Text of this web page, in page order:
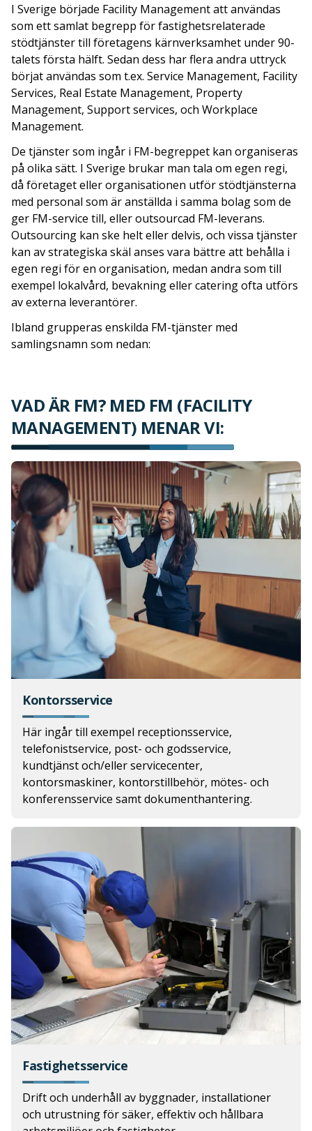
I Sverige började Facility Management att användas
som ett samlat begrepp för fastighetsrelaterade
stödtjänster till företagens kärnverksamhet under 90-
talets första hälft. Sedan dess har flera andra uttryck
börjat användas som t.ex. Service Management, Facility
Services, Real Estate Management, Property
Management, Support services, och Workplace
Management.
De tjänster som ingår i FM-begreppet kan organiseras
på olika sätt. I Sverige brukar man tala om egen regi,
då företaget eller organisationen utför stödtjänsterna
med personal som är anställda i samma bolag som de
ger FM-service till, eller outsourcad FM-leverans.
Outsourcing kan ske helt eller delvis, och vissa tjänster
kan av strategiska skäl anses vara bättre att behålla i
egen regi för en organisation, medan andra som till
exempel lokalvård, bevakning eller catering ofta utförs
av externa leverantörer.
Ibland grupperas enskilda FM-tjänster med
samlingsnamn som nedan:
VAD ÄR FM? MED FM (FACILITY
MANAGEMENT) MENAR VI:
Kontorsservice
Här ingår till exempel receptionsservice,
telefonistservice, post- och godsservice,
kundtjänst och/eller servicecenter,
kontorsmaskiner, kontorstillbehör, mötes- och
konferensservice samt dokumenthantering.
Fastighetsservice
Drift och underhåll av byggnader, installationer
och utrustning för säker, effektiv och hållbara